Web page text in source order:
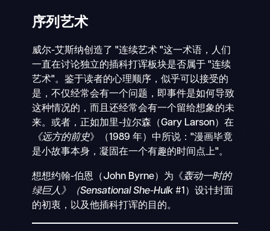
序列艺术
威尔-艾斯纳创造了 "连续艺术 "这一术语，人们
一直在讨论独立的插科打诨板块是否属于 "连续
艺术"。鉴于读者的心理顺序，似乎可以接受的
是，不仅经常会有一个问题，即事件是如何导致
这种情况的，而且还经常会有一个留给想象的未
来。或者，正如加里-拉尔森（Gary Larson）在
《远方的前史》（1989 年）中所说："漫画毕竟
是小故事本身，凝固在一个有趣的时间点上"。
想想约翰-伯恩（John Byrne）为《轰动一时的
绿巨人》（Sensational She-Hulk #1）设计封面
的初衷，以及他插科打诨的目的。